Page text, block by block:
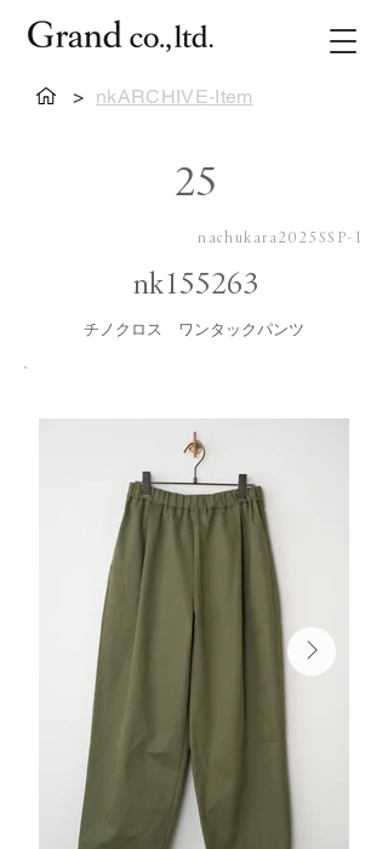
> nkARCHIVE-Item
25
nachukara2025SSP-1
nk155263
チノクロス ワンタックパンツ